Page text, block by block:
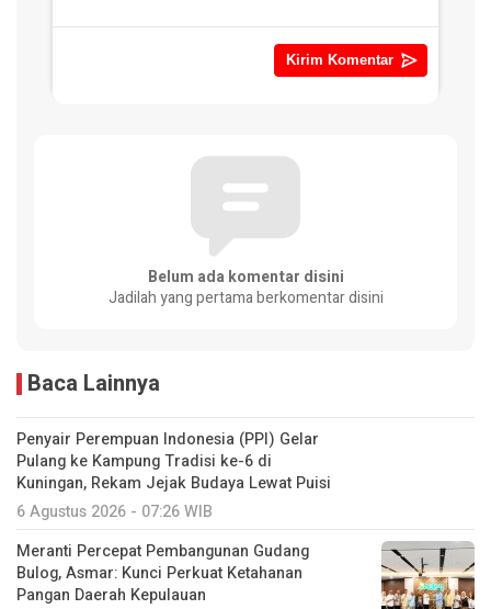
Belum ada komentar disini
Jadilah yang pertama berkomentar disini
Baca Lainnya
Penyair Perempuan Indonesia (PPI) Gelar
Pulang ke Kampung Tradisi ke-6 di
Kuningan, Rekam Jejak Budaya Lewat Puisi
6 Agustus 2026 - 07:26 WIB
Meranti Percepat Pembangunan Gudang
Bulog, Asmar: Kunci Perkuat Ketahanan
Pangan Daerah Kepulauan